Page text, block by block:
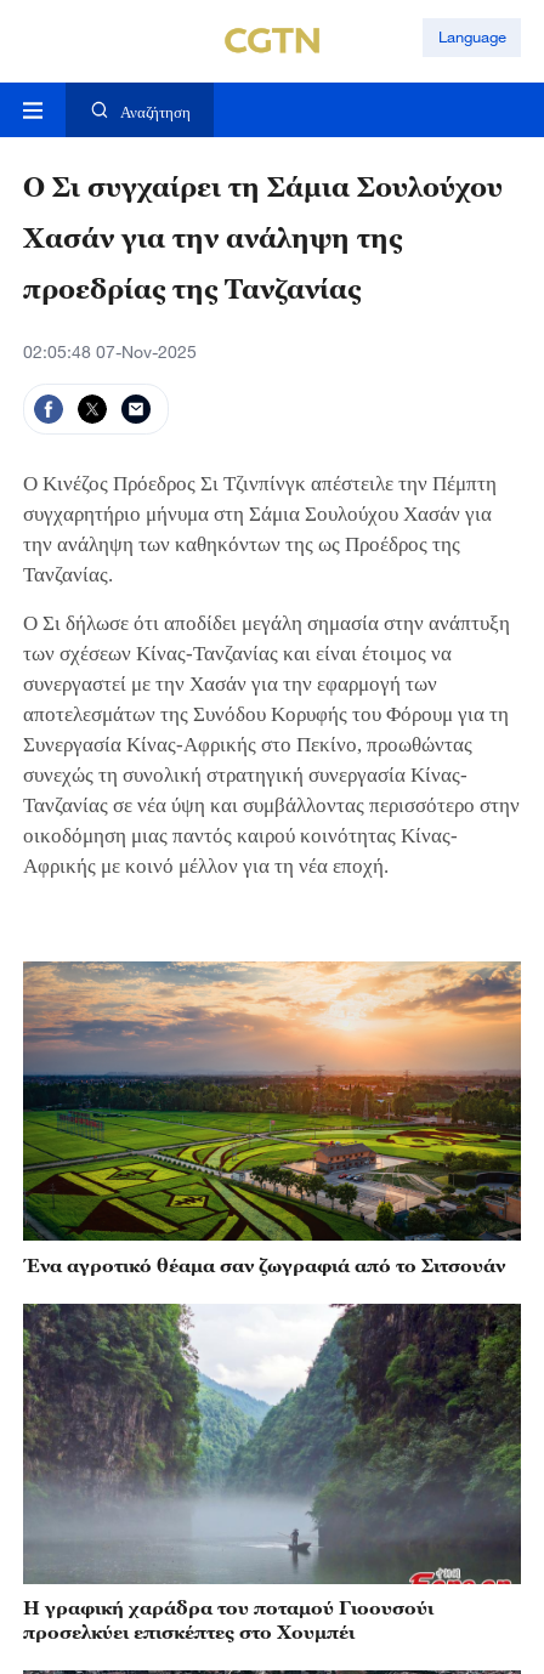
Language
Αναζήτηση
Ο Σι συγχαίρει τη Σάμια Σουλούχου
Χασάν για την ανάληψη της
προεδρίας της Τανζανίας
02:05:48 07-Nov-2025
Ο Κινέζος Πρόεδρος Σι Τζινπίνγκ απέστειλε την Πέμπτη
συγχαρητήριο μήνυμα στη Σάμια Σουλούχου Χασάν για
την ανάληψη των καθηκόντων της ως Προέδρος της
Τανζανίας.
Ο Σι δήλωσε ότι αποδίδει μεγάλη σημασία στην ανάπτυξη
των σχέσεων Κίνας-Τανζανίας και είναι έτοιμος να
συνεργαστεί με την Χασάν για την εφαρμογή των
αποτελεσμάτων της Συνόδου Κορυφής του Φόρουμ για τη
Συνεργασία Κίνας-Αφρικής στο Πεκίνο, προωθώντας
συνεχώς τη συνολική στρατηγική συνεργασία Κίνας-
Τανζανίας σε νέα ύψη και συμβάλλοντας περισσότερο στην
οικοδόμηση μιας παντός καιρού κοινότητας Κίνας-
Αφρικής με κοινό μέλλον για τη νέα εποχή.
Ένα αγροτικό θέαμα σαν ζωγραφιά από το Σιτσουάν
Η γραφική χαράδρα του ποταμού Γιοουσούι
προσελκύει επισκέπτες στο Χουμπέι